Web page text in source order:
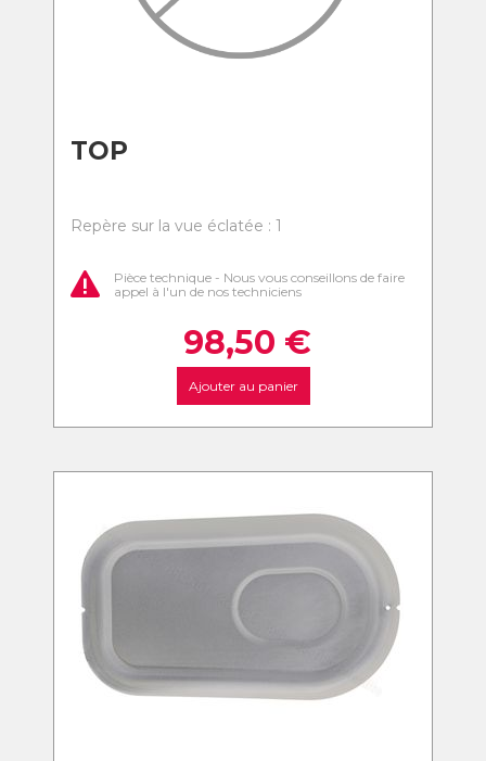
TOP
Repère sur la vue éclatée : 1
Pièce technique - Nous vous conseillons de faire
appel à l'un de nos techniciens
98,50 €
Ajouter au panier